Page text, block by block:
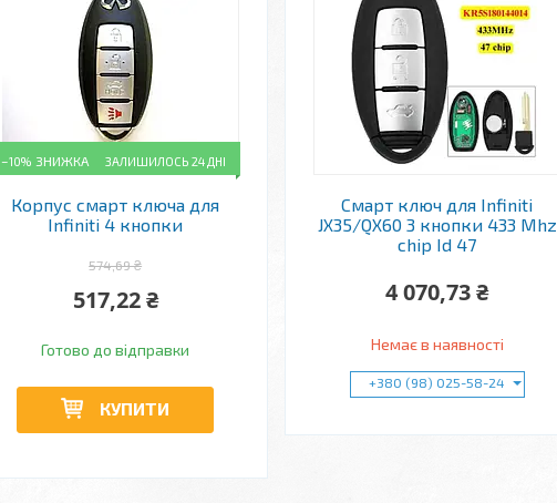
–10% ЗАЛИШИЛОСЬ 24 ДНІ
Корпус смарт ключа для
Infiniti 4 кнопки
574,69 ₴
517,22 ₴
Готово до відправки
КУПИТИ
Смарт ключ для Infiniti
JX35/QX60 3 кнопки 433 Mhz
chip Id 47
4 070,73 ₴
Немає в наявності
+380 (98) 025-58-24